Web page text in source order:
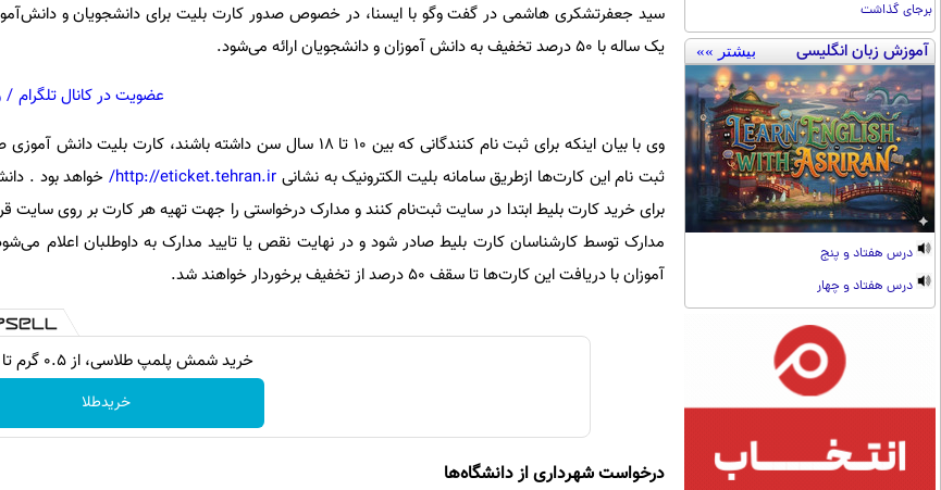
برجای گذاشت
آموزش زبان انگلیسی بیشتر »»
درس هفتاد و پنج
درس هفتاد و چهار
سید جعفرتشکری هاشمی در گفت وگو با ایسنا، در خصوص صدور کارت بلیت برای دانشجویان و
یک ساله با 50 درصد تخفیف به دانش آموزان و دانشجویان ارائه می‌شود.
عضویت در کانال تلگرام /
وی با بیان اینکه برای ثبت نام کنندگانی که بین 10 تا 18 سال سن داشته باشند،
ثبت نام این کارت‌ها ازطریق سامانه بلیت الکترونیک به نشانی http://eticket.tehran.ir/ خواهد بود .
برای خرید کارت بلیط ابتدا در سایت ثبت‌نام کنند و مدارک درخواستی را جهت تهیه هر کارت بر روی سایت
مدارک توسط کارشناسان کارت بلیط صادر شود و در نهایت نقص یا تایید مدارک به داوطلبان اعلام
آموزان با دریافت این کارت‌ها تا سقف 50 درصد از تخفیف برخوردار خواهند شد.
خرید شمش پلمپ طلاسی، از ۰.۵ گرم تا ۱۰ گرم
خریدطلا
درخواست شهرداری از دانشگاه‌ها